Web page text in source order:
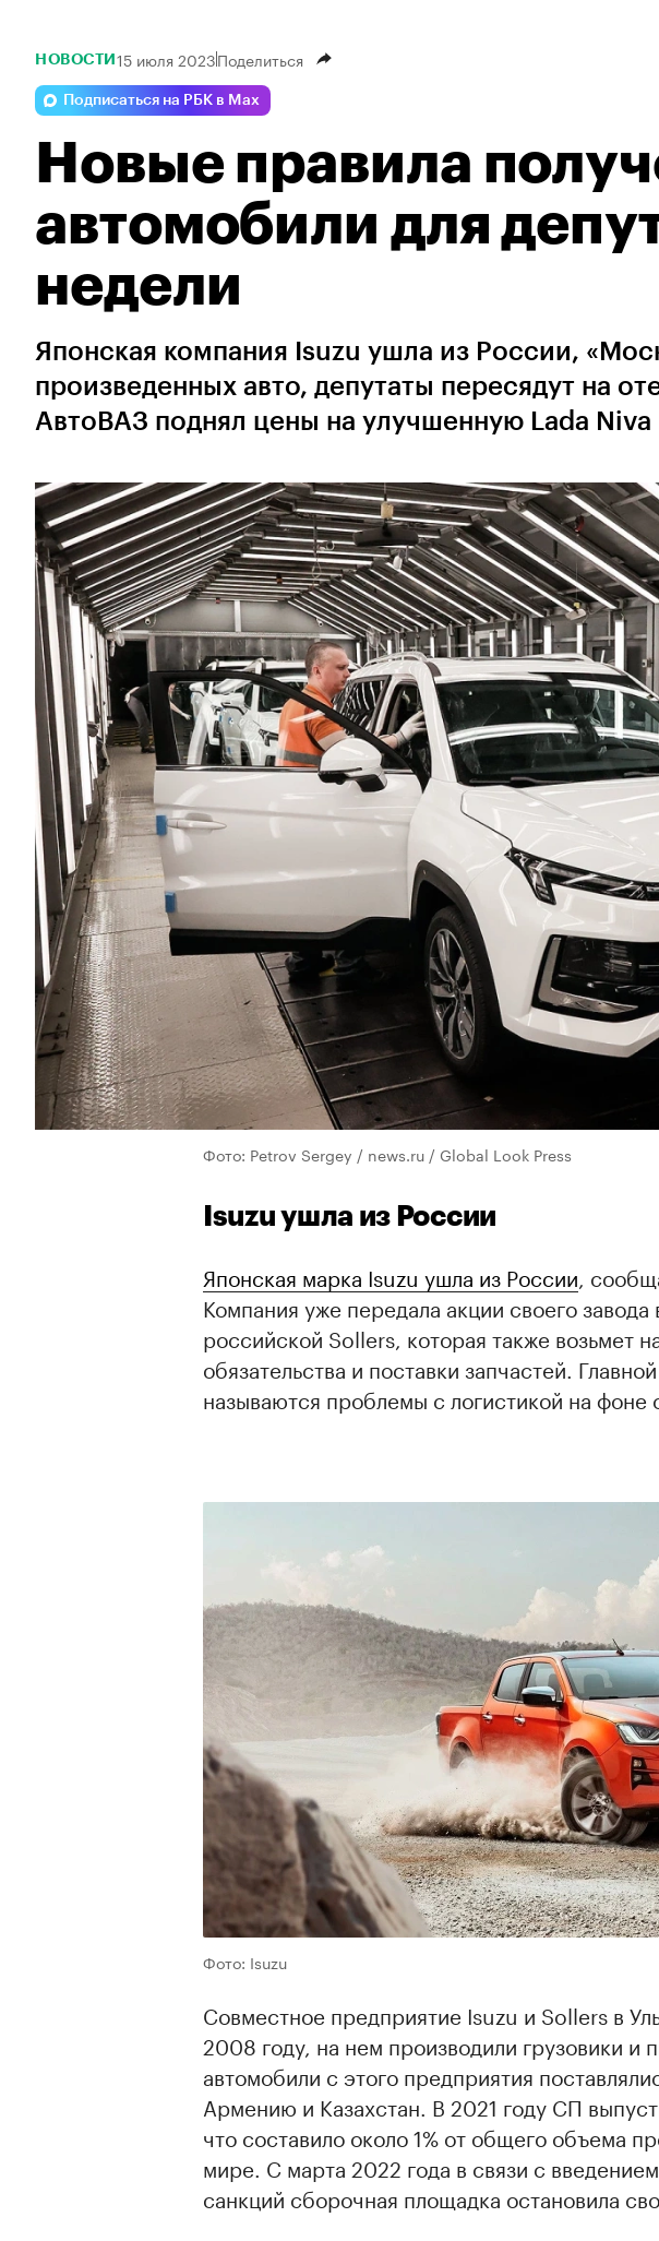
НОВОСТИ 15 июля 2023Поделиться
Подписаться на РБК в Max
Новые правила
автомобили для
недели
Японская компания Isuzu ушла из России,
произведенных авто, депутаты пересядут на
АвтоВАЗ поднял цены на улучшенную Lada Niva
Фото: Petrov Sergey / news.ru / Global Look Press
Isuzu ушла из России
Японская марка Isuzu ушла из России ,
Компания уже передала акции своего завода
российской Sollers, которая также возьмет
обязательства и поставки запчастей.
называются проблемы с логистикой на фоне
Фото: Isuzu
Совместное предприятие Isuzu и Sollers в
2008 году, на нем производили грузовики
автомобили с этого предприятия
Армению и Казахстан. В 2021 году СП
что составило около 1% от общего объема
мире. С марта 2022 года в связи с
санкций сборочная площадка остановила